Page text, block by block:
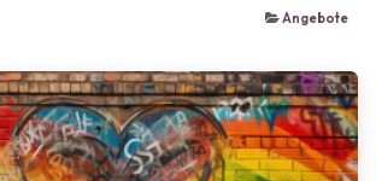
Angebote